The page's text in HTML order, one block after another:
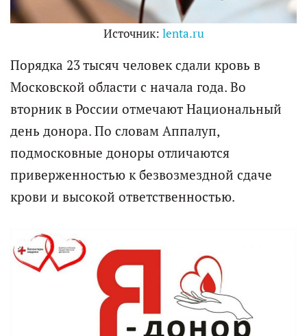
Источник: lenta.ru
Порядка 23 тысяч человек сдали кровь в
Московской области с начала года. Во
вторник в России отмечают Национальный
день донора. По словам Аппалуп,
подмосковные доноры отличаются
приверженностью к безвозмездной сдаче
крови и высокой ответственностью.